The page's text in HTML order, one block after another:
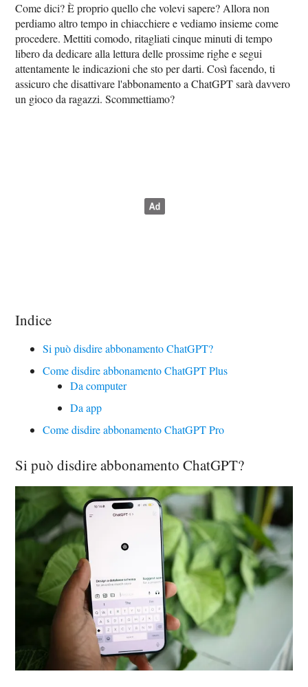
Come dici? È proprio quello che volevi sapere? Allora non
perdiamo altro tempo in chiacchiere e vediamo insieme come
procedere. Mettiti comodo, ritagliati cinque minuti di tempo
libero da dedicare alla lettura delle prossime righe e segui
attentamente le indicazioni che sto per darti. Così facendo, ti
assicuro che disattivare l'abbonamento a ChatGPT sarà davvero
un gioco da ragazzi. Scommettiamo?
Indice
Si può disdire abbonamento ChatGPT?
Come disdire abbonamento ChatGPT Plus
Da computer
Da app
Come disdire abbonamento ChatGPT Pro
Si può disdire abbonamento ChatGPT?